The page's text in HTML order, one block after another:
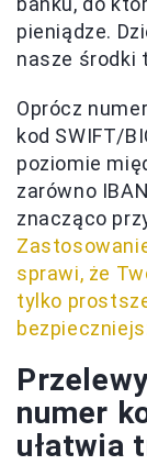
pieniądze.
nasze środki
Oprócz
kod SWIFT/
poziomie
zarówno
znacząco
sprawi, że
tylko
numer
ułatwia